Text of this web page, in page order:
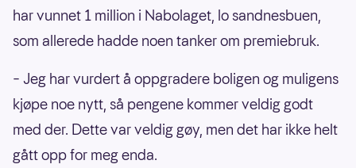
har vunnet 1 million i Nabolaget, lo sandnesbuen,
som allerede hadde noen tanker om premiebruk.
– Jeg har vurdert å oppgradere boligen og muligens
kjøpe noe nytt, så pengene kommer veldig godt
med der. Dette var veldig gøy, men det har ikke helt
gått opp for meg enda.